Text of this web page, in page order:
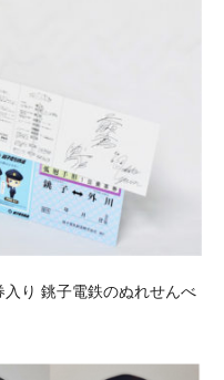
り 銚子電鉄のぬれせんべ